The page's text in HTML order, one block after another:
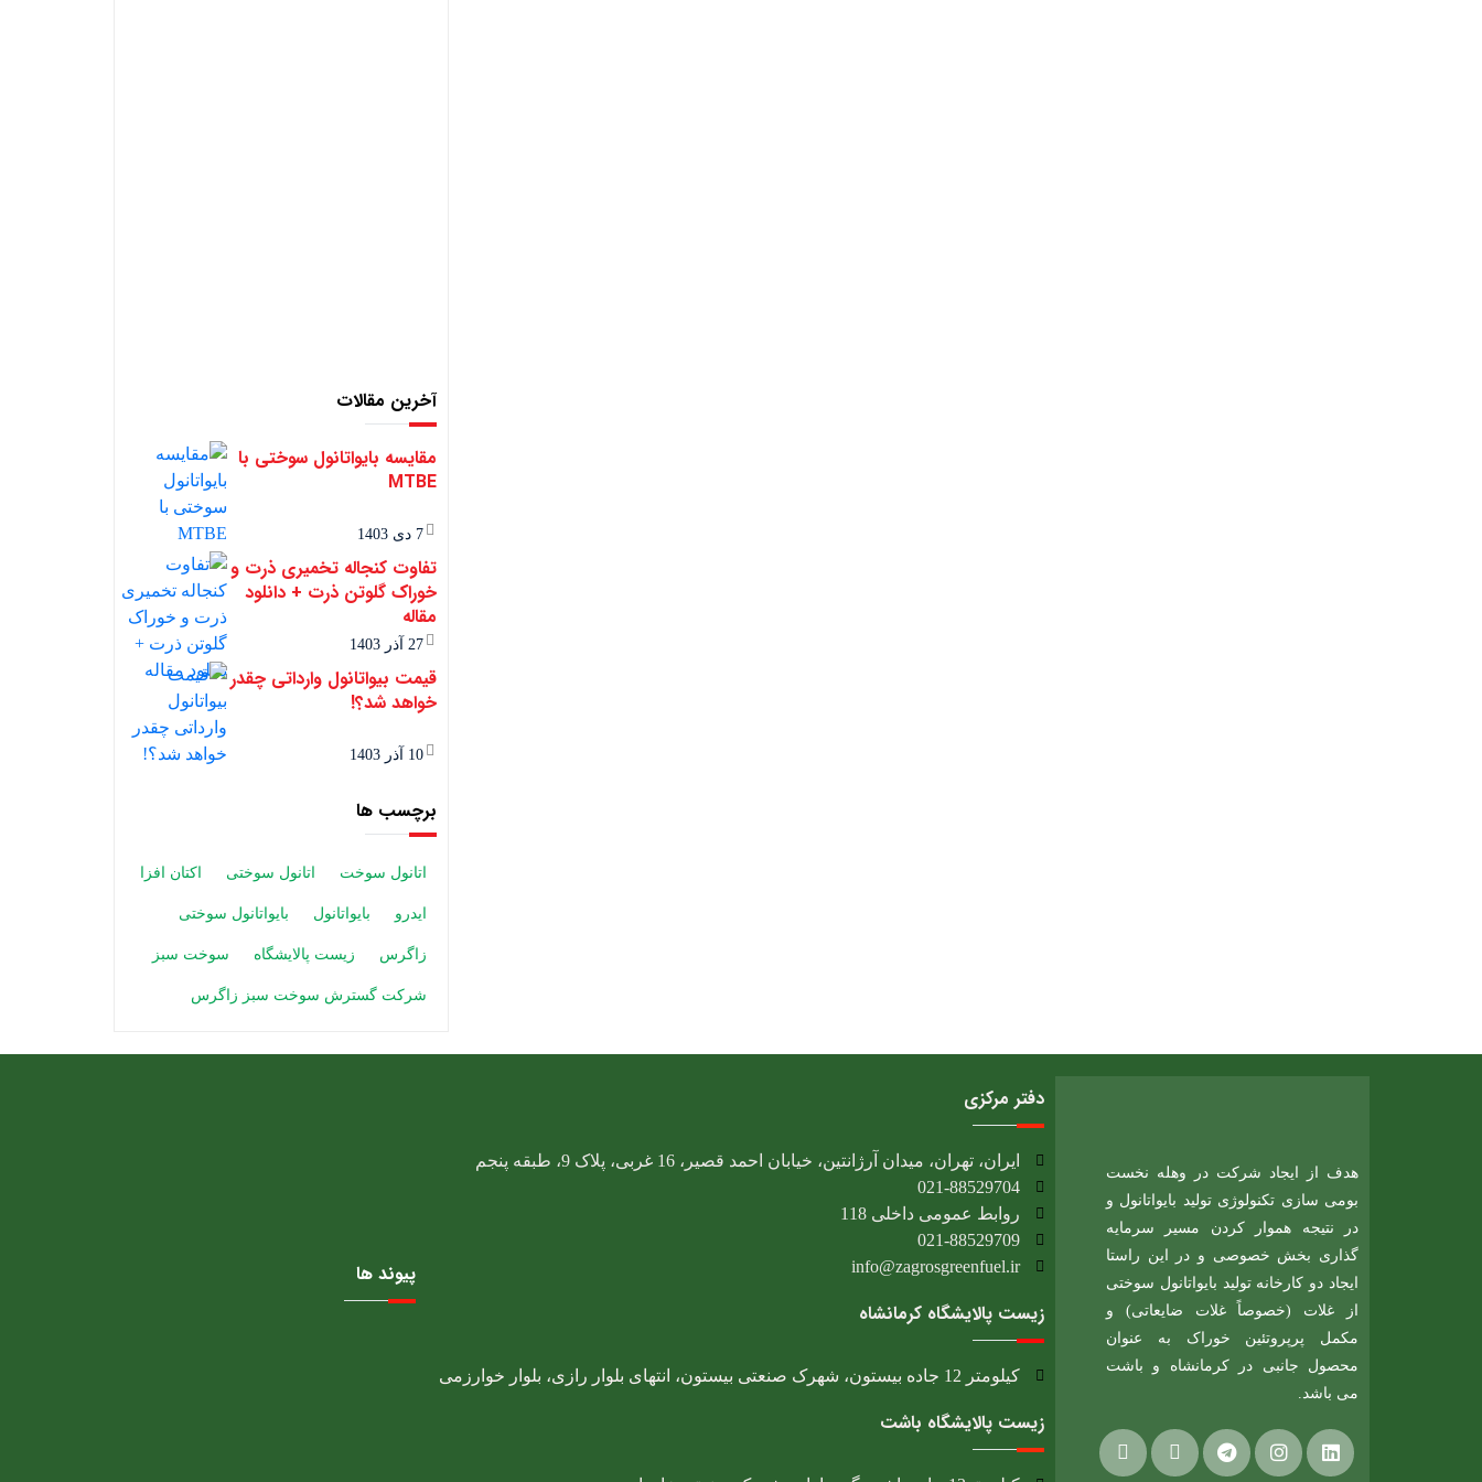
آخرین مقالات
مقایسه بایواتانول سوختی با
MTBE
7 دی 1403
تفاوت کنجاله تخمیری ذرت و
خوراک گلوتن ذرت + دانلود
مقاله
27 آذر 1403
قیمت بیواتانول وارداتی چقدر
خواهد شد؟!
10 آذر 1403
برچسب ها
اتانول سوخت اتانول سوختی اکتان افزا
ایدرو بایواتانول بایواتانول سوختی
زاگرس زیست پالایشگاه سوخت سبز
شرکت گسترش سوخت سبز زاگرس
هدف از ایجاد شرکت در وهله نخست
بومی سازی تکنولوژی تولید بایواتانول و
در نتیجه هموار کردن مسیر سرمایه
گذاری بخش خصوصی و در این راستا
ایجاد دو کارخانه تولید بایواتانول سوختی
از غلات (خصوصاً غلات ضایعاتی) و
مکمل پرپروتئین خوراک به عنوان
محصول جانبی در کرمانشاه و باشت
می باشد.
دفتر مرکزی
ایران، تهران، میدان آرژانتین، خیابان احمد قصیر، 16 غربی، پلاک 9، طبقه پنجم
021-88529704
روابط عمومی داخلی 118
021-88529709
info@zagrosgreenfuel.ir​
زیست پالایشگاه کرمانشاه
کیلومتر 12 جاده بیستون، شهرک صنعتی بیستون، انتهای بلوار رازی، بلوار خوارزمی
زیست پالایشگاه باشت
پیوند ها